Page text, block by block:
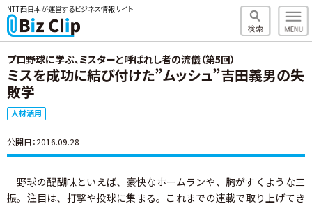
NTT西日本が運営するビジネス情報サイト
プロ野球に学ぶ、ミスターと呼ばれし者の流儀（第5回）
ミスを成功に結び付けた”ムッシュ”吉田義男の失
敗学
人材活用
公開日：2016.09.28
野球の醍醐味といえば、豪快なホームランや、胸がすくような三
振。注目は、打撃や投球に集まる。これまでの連載で取り上げてき